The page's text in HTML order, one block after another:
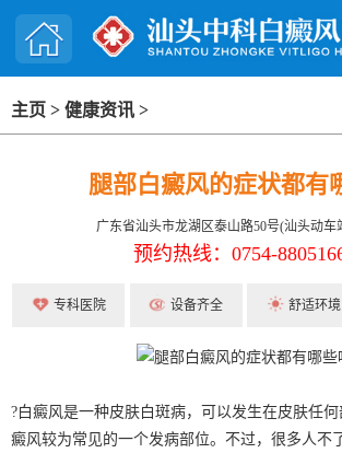
主页 > 健康资讯 >
腿部白癜风的症状都有
广东省汕头市龙湖区泰山路50号(汕头动车
预约热线：0754-
专科医院 设备齐全 舒适环境
?白癜风是一种皮肤白斑病，可以发生在皮肤任
癜风较为常见的一个发病部位。不过，很多人不